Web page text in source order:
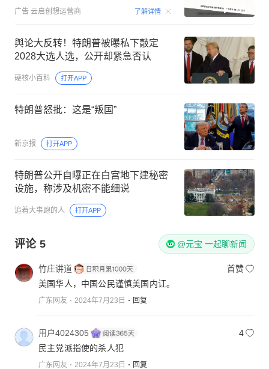
广告 云启创想运营商 了解详情 00:15
舆论大反转！特朗普被曝私下敲定
2028大选人选，公开却紧急否认
硬核小百科 打开APP
特朗普怒批：这是“叛国”
新京报 打开APP
特朗普公开自曝正在白宫地下建秘密
设施，称涉及机密不能细说
追着大事跑的人 打开APP
评论 5 @元宝 一起聊新闻
竹庄讲道
首赞
美国华人，中国公民谨慎美国内讧。
广东网友 2024年7月23日 回复
用户4024305
4
民主党派指使的杀人犯
广东网友 2024年7月23日 回复